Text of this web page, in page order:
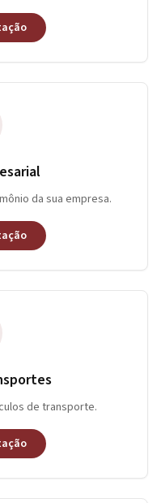
da sua empresa.
de transporte.